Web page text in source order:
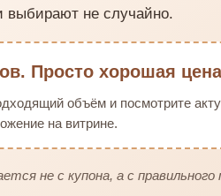
выбирают не случайно.
Просто хорошая
объём и посмотрите
на витрине.
не с купона, а с